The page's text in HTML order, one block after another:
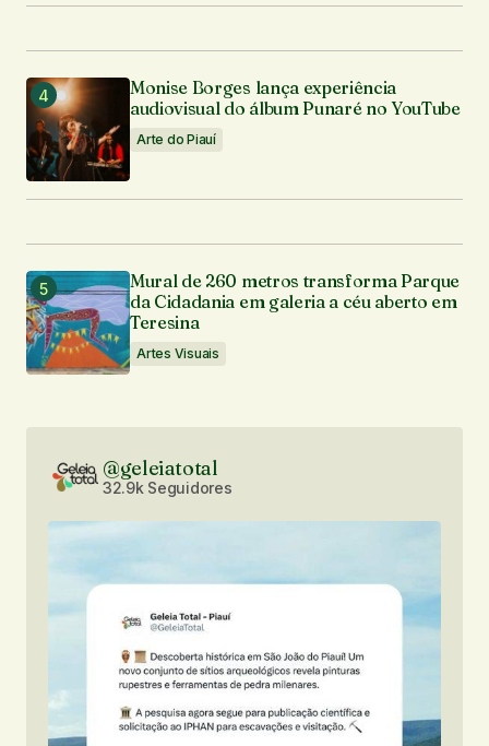
Monise Borges lança experiência
audiovisual do álbum Punaré no YouTube
Arte do Piauí
Mural de 260 metros transforma Parque
da Cidadania em galeria a céu aberto em
Teresina
Artes Visuais
@geleiatotal
32.9k Seguidores